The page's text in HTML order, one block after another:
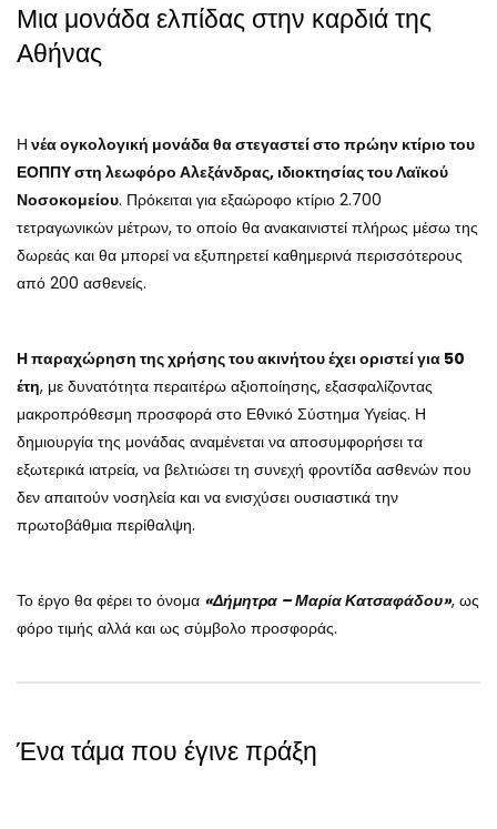
Μια μονάδα ελπίδας στην καρδιά της
Αθήνας
Η νέα ογκολογική μονάδα θα στεγαστεί στο πρώην κτίριο του
ΕΟΠΠΥ στη λεωφόρο Αλεξάνδρας, ιδιοκτησίας του Λαϊκού
Νοσοκομείου. Πρόκειται για εξαώροφο κτίριο 2.700
τετραγωνικών μέτρων, το οποίο θα ανακαινιστεί πλήρως μέσω της
δωρεάς και θα μπορεί να εξυπηρετεί καθημερινά περισσότερους
από 200 ασθενείς.
Η παραχώρηση της χρήσης του ακινήτου έχει οριστεί για 50
έτη, με δυνατότητα περαιτέρω αξιοποίησης, εξασφαλίζοντας
μακροπρόθεσμη προσφορά στο Εθνικό Σύστημα Υγείας. Η
δημιουργία της μονάδας αναμένεται να αποσυμφορήσει τα
εξωτερικά ιατρεία, να βελτιώσει τη συνεχή φροντίδα ασθενών που
δεν απαιτούν νοσηλεία και να ενισχύσει ουσιαστικά την
πρωτοβάθμια περίθαλψη.
Το έργο θα φέρει το όνομα «Δήμητρα – Μαρία Κατσαφάδου», ως
φόρο τιμής αλλά και ως σύμβολο προσφοράς.
Ένα τάμα που έγινε πράξη